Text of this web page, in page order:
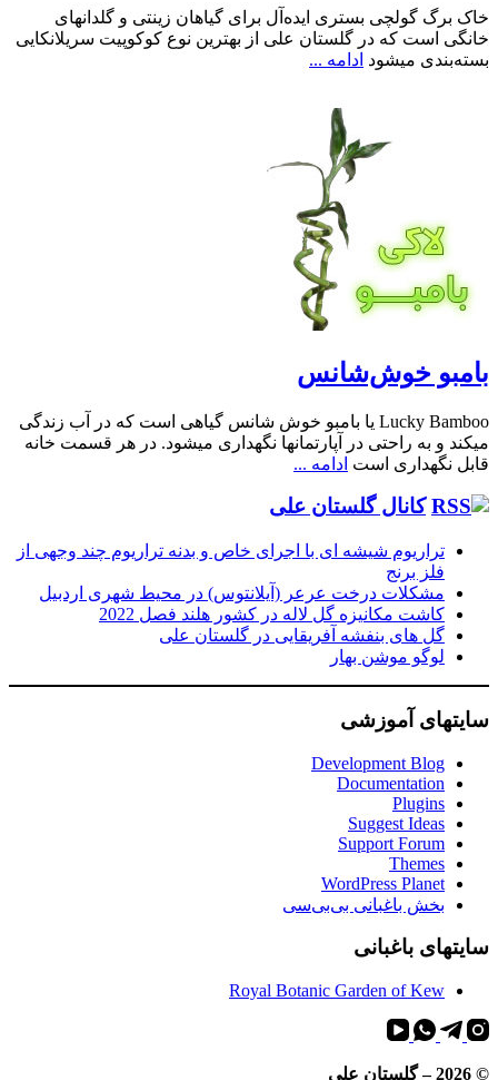
خاک برگ گولچی بستری ایده‌آل برای گیاهان زینتی و گلدانهای
خانگی است که در گلستان علی از بهترین نوع کوکوپیت سریلانکایی
بسته‌بندی میشود ادامه ...
بامبو خوش‌شانس
Lucky Bamboo یا بامبو خوش شانس گیاهی است که در آب زندگی
میکند و به راحتی در آپارتمانها نگهداری میشود. در هر قسمت خانه
قابل نگهداری است ادامه ...
کانال گلستان علی
تراریوم شیشه ای با اجرای خاص و بدنه تراریوم چند وجهی از
فلز برنج
مشکلات درخت عرعر (آیلانتوس) در محیط شهری اردبیل
کاشت مکانیزه گل لاله در کشور هلند فصل 2022
گل های بنفشه آفریقایی در گلستان علی
لوگو موشن بهار
سایتهای آموزشی
Development Blog
Documentation
Plugins
Suggest Ideas
Support Forum
Themes
WordPress Planet
بخش باغبانی بی‌بی‌سی
سایتهای باغبانی
Royal Botanic Garden of Kew
©
2026– گلستان علی